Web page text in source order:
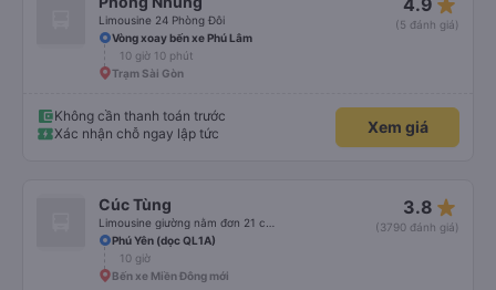
Limousine 24 Phòng Đôi
4.9
(5 đánh giá)
Vòng xoay bến xe Phú Lâm
10 giờ 10 phút
Trạm Sài Gòn
Không cần thanh toán trước
Xác nhận chỗ ngay lập tức
Xem giá
Cúc Tùng 3.8 star_rate
(3790 đánh giá)
Phú Yên (dọc QL1A)
10 giờ
Bến xe Miền Đông mới